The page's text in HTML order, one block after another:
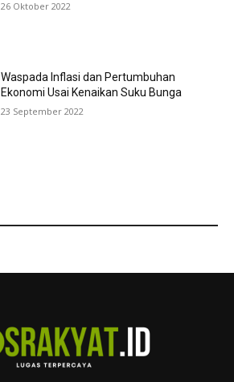
26 Oktober 2022
Waspada Inflasi dan Pertumbuhan
Ekonomi Usai Kenaikan Suku Bunga
23 September 2022